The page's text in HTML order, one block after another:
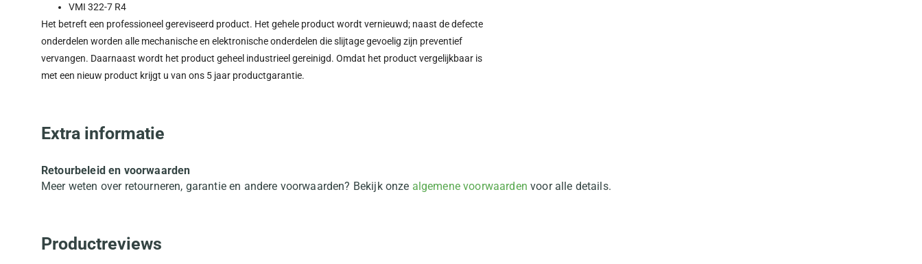
VMI 322-7 R4
Het betreft een professioneel gereviseerd product. Het gehele product wordt vernieuwd; naast de defecte
onderdelen worden alle mechanische en elektronische onderdelen die slijtage gevoelig zijn preventief
vervangen. Daarnaast wordt het product geheel industrieel gereinigd. Omdat het product vergelijkbaar is
met een nieuw product krijgt u van ons 5 jaar productgarantie.
Extra informatie
Retourbeleid en voorwaarden
Meer weten over retourneren, garantie en andere voorwaarden? Bekijk onze algemene voorwaarden voor alle details.
Productreviews